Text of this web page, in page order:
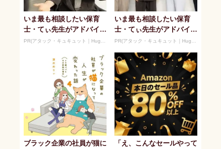
いま最も相談したい保育
士・てぃ先生がアドバイ
ス！ 子どもの“おてつだ
いま最も相談したい保育
士・てぃ先生がアドバイ
ス！ 子どもの“おてつだ
ブラック企業の社員が猫に
「え、こんなセールやって